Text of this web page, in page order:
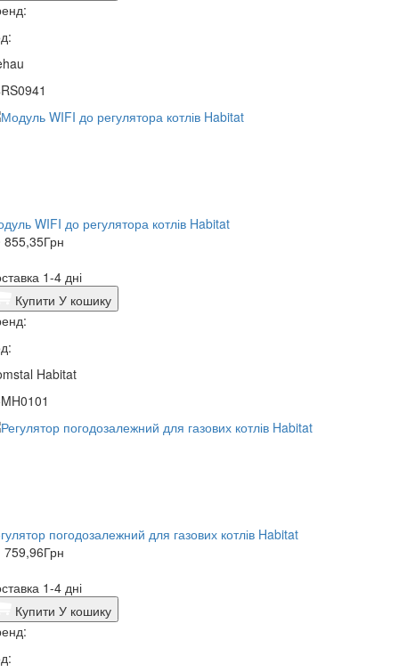
WIFI до регулятора котлів Habitat
855,35Грн
1-4 дні
Купити У кошику
Habitat
погодозалежний для газових котлів Habitat
759,96Грн
1-4 дні
Купити У кошику